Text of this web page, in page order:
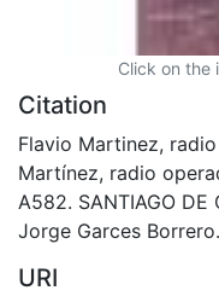
Click on the
Citation
Flavio Martinez,
Martínez, radio
A582. SANTIAGO
Jorge Garces Borrero.
URI